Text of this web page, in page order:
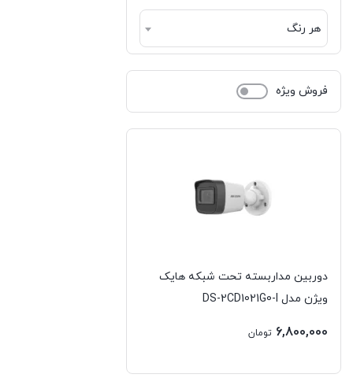
شیائومی | Xiaomi
فیلیپس | Philips
کورسیر | CORSAIR
کولر مستر | Cooler Master
لاجیتک | LOGITECH
هر رنگ
فروش ویژه
دوربین مداربسته تحت شبکه هایک
ویژن مدل DS-2CD1021G0-I
6,800,000 تومان